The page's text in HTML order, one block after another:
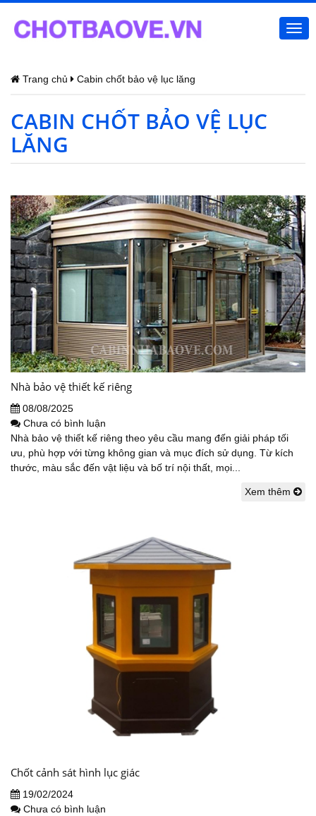
Trang chủ Cabin chốt bảo vệ lục lăng
CABIN CHỐT BẢO VỆ LỤC
LĂNG
Nhà bảo vệ thiết kế riêng
08/08/2025
Chưa có bình luận
Nhà bảo vệ thiết kế riêng theo yêu cầu mang đến giải pháp tối
ưu, phù hợp với từng không gian và mục đích sử dụng. Từ kích
thước, màu sắc đến vật liệu và bố trí nội thất, mọi...
Xem thêm
Chốt cảnh sát hình lục giác
19/02/2024
Chưa có bình luận